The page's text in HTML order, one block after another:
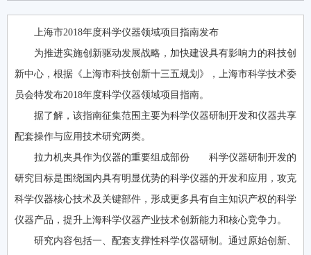
上海市2018年度科学仪器领域项目指南发布
为推进实施创新驱动发展战略，加快建设具有影响力的科技创
新中心，根据《上海市科技创新十三五规划》，上海市科学技术委
员会特发布2018年度科学仪器领域项目指南。
据了解，该指南征集范围主要为科学仪器研制开发和仪器共享
配套操作与应用技术研究两类。
拉力机夹具作为仪器的重要组成部份 科学仪器研制开发的
研究目标是围绕国内具有明显优势的科学仪器的开发和应用，攻克
科学仪器核心技术及关键部件，形成更多具有自主知识产权的科学
仪器产品，提升上海科学仪器产业技术创新能力和核心竞争力。
研究内容包括一、配套支撑性科学仪器研制。通过原始创新、